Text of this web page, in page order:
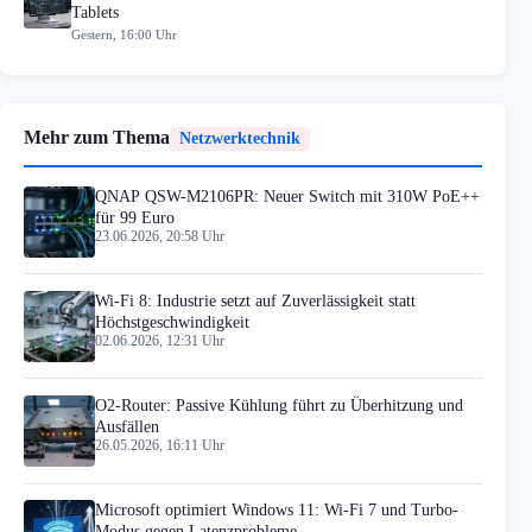
Tablets
Gestern, 16:00 Uhr
Mehr zum Thema Netzwerktechnik
QNAP QSW-M2106PR: Neuer Switch mit 310W PoE++
für 99 Euro
23.06.2026, 20:58 Uhr
Wi-Fi 8: Industrie setzt auf Zuverlässigkeit statt
Höchstgeschwindigkeit
02.06.2026, 12:31 Uhr
O2-Router: Passive Kühlung führt zu Überhitzung und
Ausfällen
26.05.2026, 16:11 Uhr
Microsoft optimiert Windows 11: Wi-Fi 7 und Turbo-